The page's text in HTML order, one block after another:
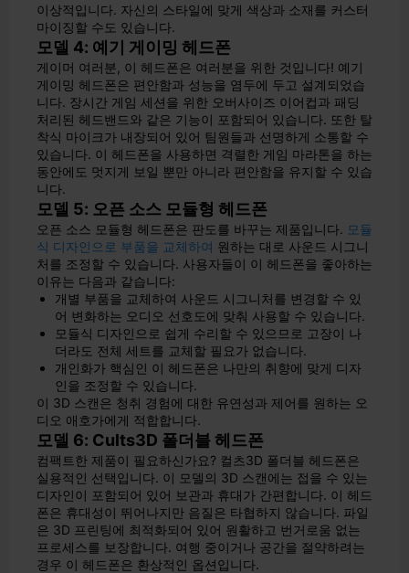
이상적입니다. 자신의 스타일에 맞게 색상과 소재를 커스터
마이징할 수도 있습니다.
모델 4: 예기 게이밍 헤드폰
게이머 여러분, 이 헤드폰은 여러분을 위한 것입니다! 예기
게이밍 헤드폰은 편안함과 성능을 염두에 두고 설계되었습
니다. 장시간 게임 세션을 위한 오버사이즈 이어컵과 패딩
처리된 헤드밴드와 같은 기능이 포함되어 있습니다. 또한 탈
착식 마이크가 내장되어 있어 팀원들과 선명하게 소통할 수
있습니다. 이 헤드폰을 사용하면 격렬한 게임 마라톤을 하는
동안에도 멋지게 보일 뿐만 아니라 편안함을 유지할 수 있습
니다.
모델 5: 오픈 소스 모듈형 헤드폰
오픈 소스 모듈형 헤드폰은 판도를 바꾸는 제품입니다. 모듈
식 디자인으로 부품을 교체하여 원하는 대로 사운드 시그니
처를 조정할 수 있습니다. 사용자들이 이 헤드폰을 좋아하는
이유는 다음과 같습니다:
개별 부품을 교체하여 사운드 시그니처를 변경할 수 있
어 변화하는 오디오 선호도에 맞춰 사용할 수 있습니다.
모듈식 디자인으로 쉽게 수리할 수 있으므로 고장이 나
더라도 전체 세트를 교체할 필요가 없습니다.
개인화가 핵심인 이 헤드폰은 나만의 취향에 맞게 디자
인을 조정할 수 있습니다.
이 3D 스캔은 청취 경험에 대한 유연성과 제어를 원하는 오
디오 애호가에게 적합합니다.
모델 6: Cults3D 폴더블 헤드폰
컴팩트한 제품이 필요하신가요? 컬츠3D 폴더블 헤드폰은
실용적인 선택입니다. 이 모델의 3D 스캔에는 접을 수 있는
디자인이 포함되어 있어 보관과 휴대가 간편합니다. 이 헤드
폰은 휴대성이 뛰어나지만 음질은 타협하지 않습니다. 파일
은 3D 프린팅에 최적화되어 있어 원활하고 번거로움 없는
프로세스를 보장합니다. 여행 중이거나 공간을 절약하려는
경우 이 헤드폰은 환상적인 옵션입니다.